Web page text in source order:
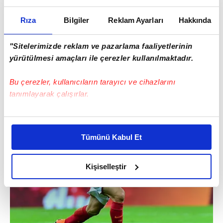
Rıza Bilgiler Reklam Ayarları Hakkında
"Sitelerimizde reklam ve pazarlama faaliyetlerinin
yürütülmesi amaçları ile çerezler kullanılmaktadır.
Bu çerezler, kullanıcıların tarayıcı ve cihazlarını
tanımlayarak çalışırlar.
Bu çerezlere izin vermeniz halinde sizlere özel
daha iyi reklam deneyimi yaşatabiliriz. Bunu yaparken
amacımızın size daha iyi bir reklam deneyimi sunmak
olduğunu ve sizlere en iyi içerikleri sunabilmek adına
elimizden gelen çabayı gösterdiğimizi ve bu noktada,
reklamların maliyetlerimizi karşılamak noktasında tek gelir
kalemimiz olduğunu sizlere hatırlatmak isteriz.
Tümünü Kabul Et
Kişiselleştir